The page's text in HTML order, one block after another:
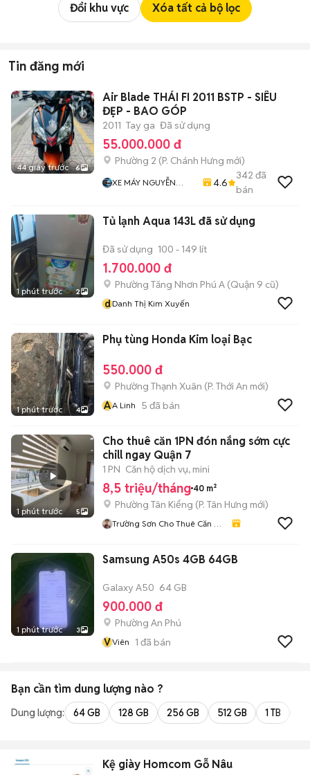
Đổi khu vực Xóa tất cả bộ lọc
Tin đăng mới
44 giây trước 6
Air Blade THÁI FI 2011 BSTP - SIÊU
ĐẸP - BAO GÓP
2011 Tay ga Đã sử dụng
55.000.000 đ
Phường 2 (P. Chánh Hưng mới)
XE MÁY NGUYỄN
4.6
342 đã
bán
1 phút trước 2
Tủ lạnh Aqua 143L đã sử dụng
Đã sử dụng 100 - 149 lít
1.700.000 đ
Phường Tăng Nhơn Phú A (Quận 9 cũ)
dDanh Thị Kim Xuyến
1 phút trước 4
Phụ tùng Honda Kim loại Bạc
550.000 đ
Phường Thạnh Xuân (P. Thới An mới)
AA Linh 5 đã bán
1 phút trước 5
Cho thuê căn 1PN đón nắng sớm cực
chill ngay Quận 7
1 PN Căn hộ dịch vụ, mini
8,5 triệu/tháng 40 m²
Phường Tân Kiểng (P. Tân Hưng mới)
Trường Sơn Cho Thuê Căn Hộ
1 phút trước 3
Samsung A50s 4GB 64GB
Galaxy A50 64 GB
900.000 đ
Phường An Phú
VViên 1 đã bán
Bạn cần tìm dung lượng nào ?
Dung lượng: 64 GB 128 GB 256 GB 512 GB 1 TB
Kệ giày Homcom Gỗ Nâu